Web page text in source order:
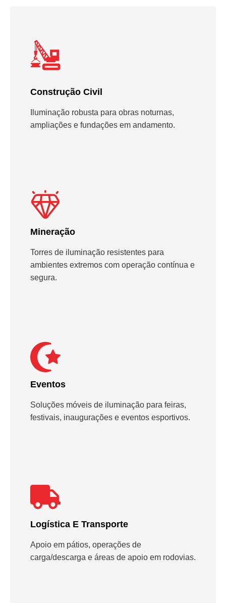
Construção Civil
Iluminação robusta para obras noturnas,
ampliações e fundações em andamento.
Mineração
Torres de iluminação resistentes para
ambientes extremos com operação contínua e
segura.
Eventos
Soluções móveis de iluminação para feiras,
festivais, inaugurações e eventos esportivos.
Logística E Transporte
Apoio em pátios, operações de
carga/descarga e áreas de apoio em rodovias.